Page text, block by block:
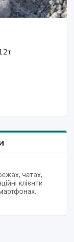
200 грн.
отвал 6т 12т
200 грн.
Грузчики
100 грн.
мебели
ЗИЛ КАМАЗ
200 грн.
Грузчики
чатах,
клієнти